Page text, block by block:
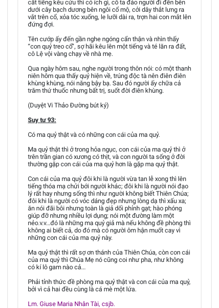
cất tiếng kêu cứu thì có ích gì, cô ta đảo người đi đến bên
dưới cây bạch dương bên ngôi cổ mộ, cởi dây thắt lưng ra
vắt trên cổ, xỏa tóc xuống, le lưỡi dài ra, trợn hai con mắt lên
đứng đợi.
Tên cướp ấy đến gần nghe ngóng cẩn thận và nhìn thấy
“con quỷ treo cổ”, sợ hãi kêu lên một tiếng và té lăn ra đất,
cô Lệ vội vàng chạy về nhà mẹ.
Qua ngày hôm sau, nghe người trong thôn nói: có một thanh
niên hôm qua thấy quỷ hiện về, trúng độc tà nên điên điên
khùng khùng, nói năng bậy bạ. Sau đó người ấy chữa cả
trăm thứ thuốc nhưng bất trị, suốt đời điên khùng.
(Duyệt Vi Thảo Đường bút ký)
Suy tư 93:
Có ma quỷ thật và có những con cái của ma quỷ.
Ma quỷ thật thì ở trong hỏa ngục, con cái của ma quỷ thì ở
trên trần gian có xương có thịt, và con người ta sống ở đời
thường gặp con cái của ma quỷ hơn là gặp ma quỷ thật.
Con cái của ma quỷ đôi khi là người vừa tan lễ xong thì lên
tiếng thóa mạ chửi bới người khác; đôi khi là người nói đạo
lý rất hay nhưng sống thì như người không biết Thiên Chúa;
đôi khi là người có vóc dáng đẹp nhưng lòng dạ thì xấu xa;
ăn nói đãi bôi nhưng toàn là giả dối phỉnh gạt; hào phóng
giúp đỡ nhưng nhiều lợi dụng; nói một đường làm một
nẻo.v.v...đó là những ma quỷ giả mà nếu không đề phòng thì
không ai biết cả, do đó mà có người ôm hận muốt cay vì
những con cái của ma quỷ này.
Ma quỷ thật thì rất sợ ơn thánh của Thiên Chúa, còn con cái
của ma quỷ thì Chúa Mẹ nó cũng coi như pha, như không
có kí lô gam nào cả...
Phải tỉnh thức đề phòng ma quỷ thật và con cái của ma quỷ,
bởi vì cả hai đều cùng là cá mè một lứa.
Lm. Giuse Maria Nhân Tài, csjb.